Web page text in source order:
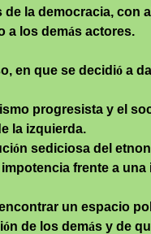
la democracia, con
a los demás actores.
en que se decidió a
progresista y el
la izquierda.
ón sediciosa del
frente a
un espacio pol
ón de los demás y de